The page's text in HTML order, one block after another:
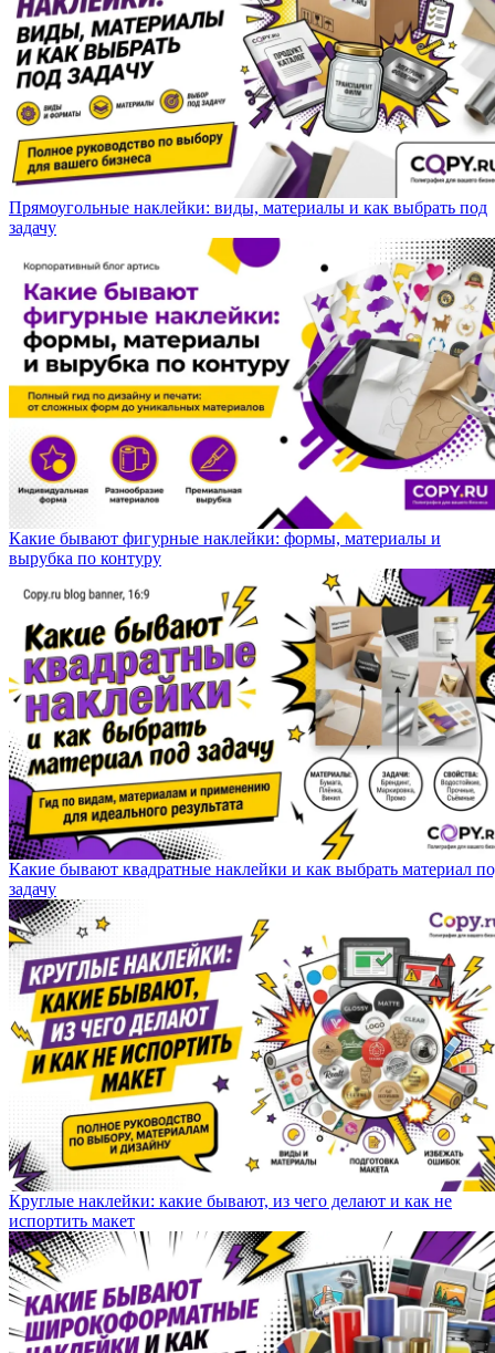
Прямоугольные наклейки: виды, материалы и как выбрать под
задачу
Какие бывают фигурные наклейки: формы, материалы и
вырубка по контуру
Какие бывают квадратные наклейки и как выбрать материал
задачу
Круглые наклейки: какие бывают, из чего делают и как не
испортить макет